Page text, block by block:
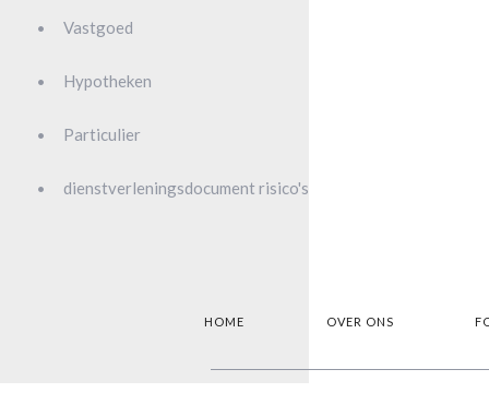
Vastgoed
Hypotheken
Particulier
dienstverleningsdocument risico's
HOME OVER ONS